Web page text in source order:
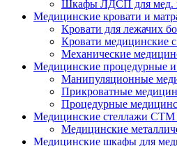
Шкафы ЛДСП для мед.
Медицинские кровати и
Кровати для лежачих
Кровати медицинские
Механические
Медицинские процедурные и
Манипуляционные
Прикроватные
Процедурные
Медицинские стеллажи CTM
Медицинские
Медицинские шкафы для